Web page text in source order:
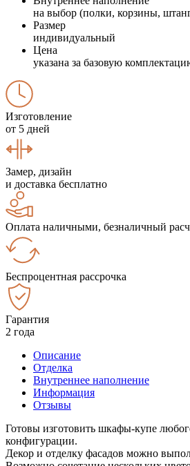
на выбор (полки, корзины,
Размер
индивидуальный
Цена
указана за базовую
Изготовление
от 5 дней
Замер, дизайн
и доставка бесплатно
Оплата наличными, безналичный
Беспроцентная рассрочка
Гарантия
2 года
Описание
Отделка
Внутреннее наполнение
Информация
Отзывы
Готовы изготовить шкафы-купе
конфигурации.
Декор и отделку фасадов можно